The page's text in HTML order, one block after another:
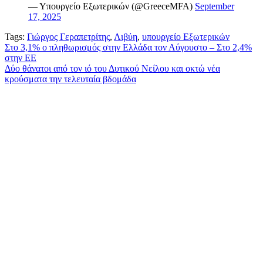
— Υπουργείο Εξωτερικών (@GreeceMFA) September
17, 2025
Tags: Γιώργος Γεραπετρίτης, Λιβύη, υπουργείο Εξωτερικών
Πλοήγηση
άρθρων
Στο 3,1% ο πληθωρισμός στην Ελλάδα τον Αύγουστο – Στο 2,4%
στην ΕΕ
Δύο θάνατοι από τον ιό του Δυτικού Νείλου και οκτώ νέα
κρούσματα την τελευταία βδομάδα